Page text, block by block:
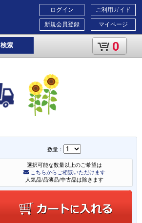
ご利用ガイド
マイページ
ログイン
新規会員登録
検索 0
数量：
選択可能な数量以上のご希望は
こちらからご相談いただけます
人気品/品薄品/中古品は除きます